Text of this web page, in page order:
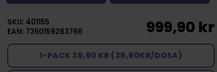
SKU: 401155
EAN: 7350159283766
999,90 kr
1-PACK 39,90 KR (39,90KR/DOSA)